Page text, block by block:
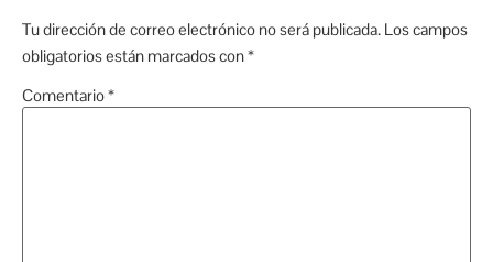
Tu dirección de correo electrónico no será publicada. Los campos
obligatorios están marcados con*
Comentario*